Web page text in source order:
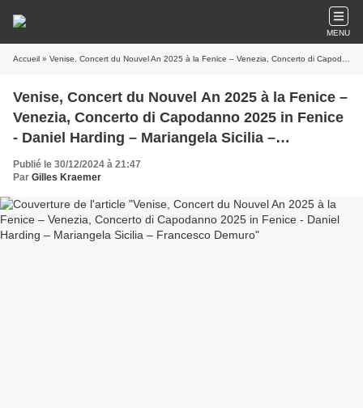
MENU
Accueil » Venise, Concert du Nouvel An 2025 à la Fenice – Venezia, Concerto di Capodanno 2025 in Fenice - Daniel Harding – Mariangela Sicilia – Francesco Demuro
Venise, Concert du Nouvel An 2025 à la Fenice –
Venezia, Concerto di Capodanno 2025 in Fenice
- Daniel Harding – Mariangela Sicilia –
Francesco Demuro
Publié le 30/12/2024 à 21:47
Par Gilles Kraemer